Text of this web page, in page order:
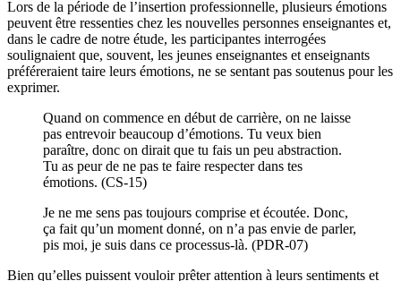
Lors de la période de l’insertion professionnelle, plusieurs émotions
peuvent être ressenties chez les nouvelles personnes enseignantes et,
dans le cadre de notre étude, les participantes interrogées
soulignaient que, souvent, les jeunes enseignantes et enseignants
préféreraient taire leurs émotions, ne se sentant pas soutenus pour les
exprimer.
Quand on commence en début de carrière, on ne laisse
pas entrevoir beaucoup d’émotions. Tu veux bien
paraître, donc on dirait que tu fais un peu abstraction.
Tu as peur de ne pas te faire respecter dans tes
émotions. (CS-15)
Je ne me sens pas toujours comprise et écoutée. Donc,
ça fait qu’un moment donné, on n’a pas envie de parler,
pis moi, je suis dans ce processus-là. (PDR-07)
Bien qu’elles puissent vouloir prêter attention à leurs sentiments et